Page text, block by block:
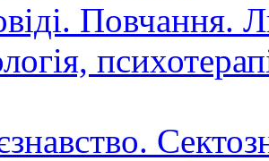
Повчання.